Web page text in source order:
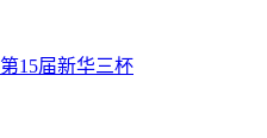
第15届新华三杯